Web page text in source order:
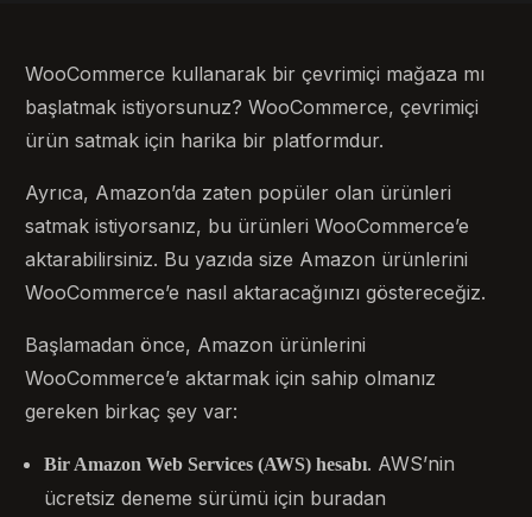
WooCommerce kullanarak bir çevrimiçi mağaza mı
başlatmak istiyorsunuz? WooCommerce, çevrimiçi
ürün satmak için harika bir platformdur.
Ayrıca, Amazon’da zaten popüler olan ürünleri
satmak istiyorsanız, bu ürünleri WooCommerce’e
aktarabilirsiniz. Bu yazıda size Amazon ürünlerini
WooCommerce’e nasıl aktaracağınızı göstereceğiz.
Başlamadan önce, Amazon ürünlerini
WooCommerce’e aktarmak için sahip olmanız
gereken birkaç şey var:
Bir Amazon Web Services (AWS) hesabı. AWS’nin
ücretsiz deneme sürümü için buradan